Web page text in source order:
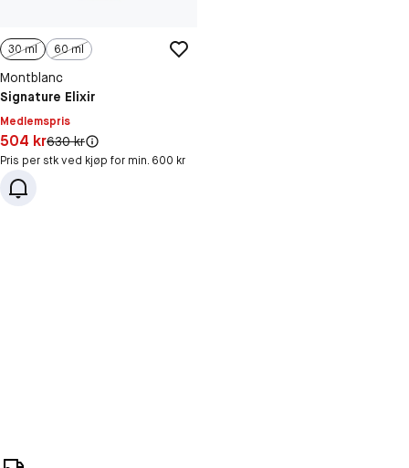
30 ml 60 ml
Montblanc
Signature Elixir
Medlemspris
Pris: 504 kr
504 krOriginal pris:
630 kr
Pris per stk ved kjøp for min. 600 kr